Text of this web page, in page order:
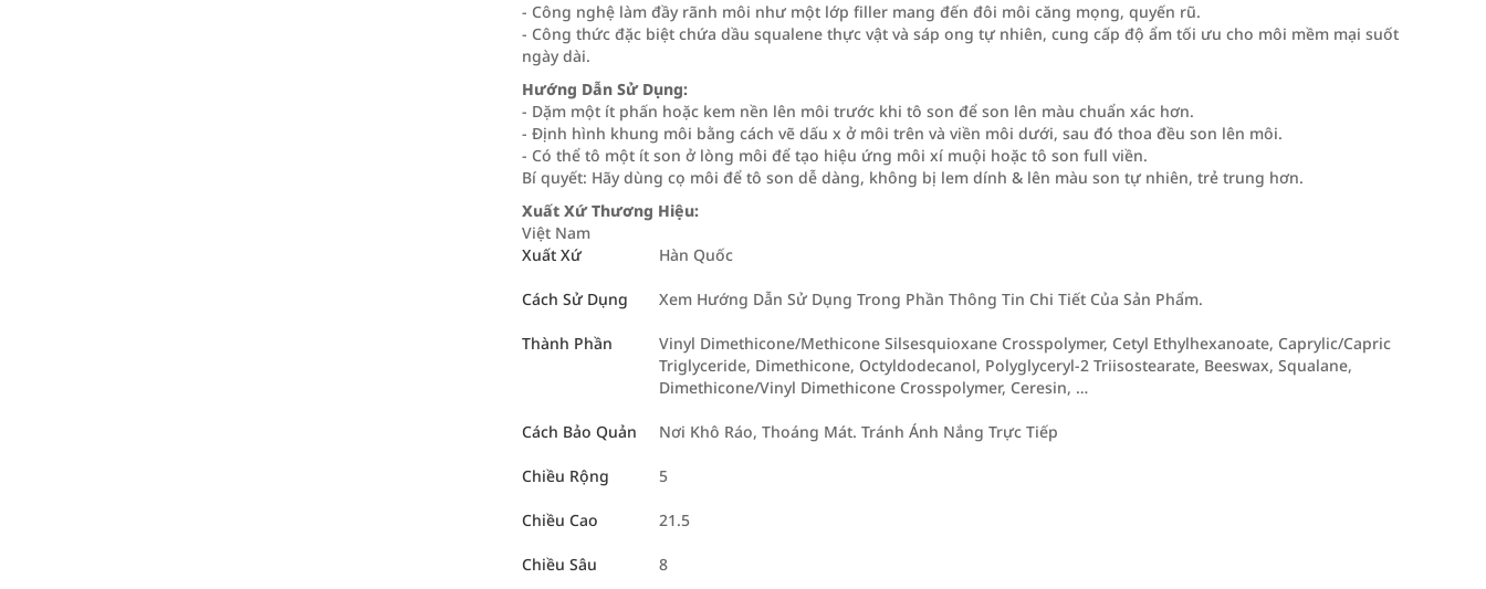
- Công nghệ làm đầy rãnh môi như một lớp filler mang đến đôi môi căng mọng, quyến rũ.
- Công thức đặc biệt chứa dầu squalene thực vật và sáp ong tự nhiên, cung cấp độ ẩm tối ưu cho môi mềm mại suốt
ngày dài.
Hướng Dẫn Sử Dụng:
- Dặm một ít phấn hoặc kem nền lên môi trước khi tô son để son lên màu chuẩn xác hơn.
- Định hình khung môi bằng cách vẽ dấu x ở môi trên và viền môi dưới, sau đó thoa đều son lên môi.
- Có thể tô một ít son ở lòng môi để tạo hiệu ứng môi xí muội hoặc tô son full viền.
Bí quyết: Hãy dùng cọ môi để tô son dễ dàng, không bị lem dính & lên màu son tự nhiên, trẻ trung hơn.
Xuất Xứ Thương Hiệu:
Việt Nam
Xuất Xứ
Hàn Quốc
Cách Sử Dụng Xem Hướng Dẫn Sử Dụng Trong Phần Thông Tin Chi Tiết Của Sản Phẩm.
Thành Phần
Vinyl Dimethicone/Methicone Silsesquioxane Crosspolymer, Cetyl Ethylhexanoate, Caprylic/Capric
Triglyceride, Dimethicone, Octyldodecanol, Polyglyceryl-2 Triisostearate, Beeswax, Squalane,
Dimethicone/Vinyl Dimethicone Crosspolymer, Ceresin, …
Cách Bảo Quản Nơi Khô Ráo, Thoáng Mát. Tránh Ánh Nắng Trực Tiếp
Chiều Rộng 5
Chiều Cao 21.5
Chiều Sâu 8